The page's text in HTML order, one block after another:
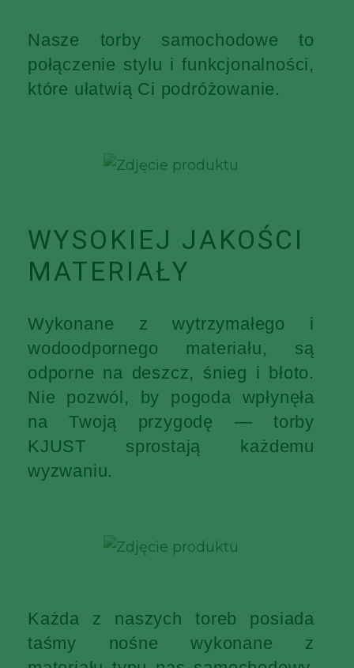
Nasze torby samochodowe to
połączenie stylu i funkcjonalności,
które ułatwią Ci podróżowanie.
WYSOKIEJ JAKOŚCI
MATERIAŁY
Wykonane z wytrzymałego i
wodoodpornego materiału, są
odporne na deszcz, śnieg i błoto.
Nie pozwól, by pogoda wpłynęła
na Twoją przygodę — torby
KJUST sprostają każdemu
wyzwaniu.
Każda z naszych toreb posiada
taśmy nośne wykonane z